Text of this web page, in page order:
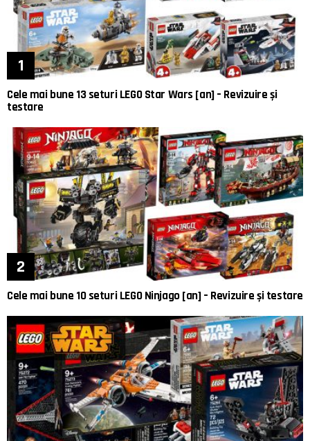
Cele mai bune 13 seturi LEGO Star Wars [an] – Revizuire și
testare
Cele mai bune 10 seturi LEGO Ninjago [an] – Revizuire și testare